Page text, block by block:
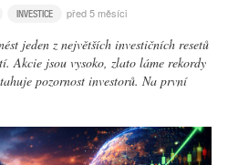
INVESTICE před 5 měsíci
jeden z největších investičních resetů
Akcie jsou vysoko, zlato láme rekordy
pozornost investorů. Na první